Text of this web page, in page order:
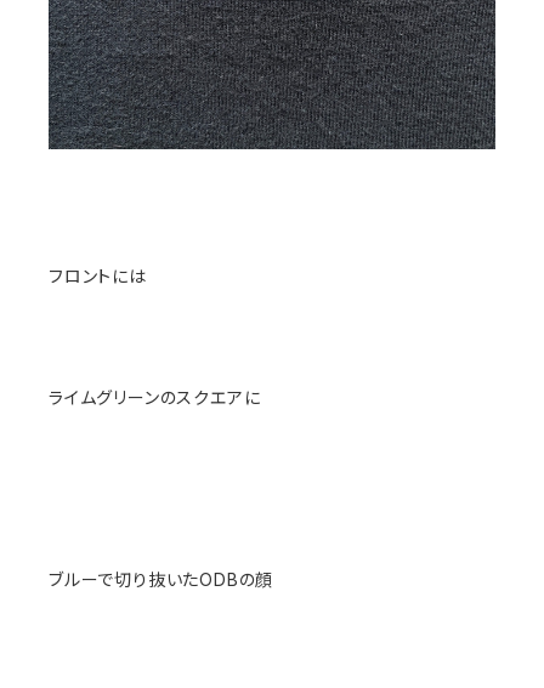
フロントには
ライムグリーンのスクエアに
ブルーで切り抜いたODBの顔